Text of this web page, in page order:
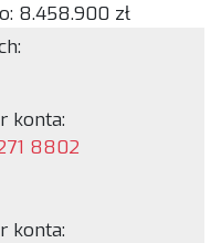
8.458.900 zł
konta:
8802
konta: